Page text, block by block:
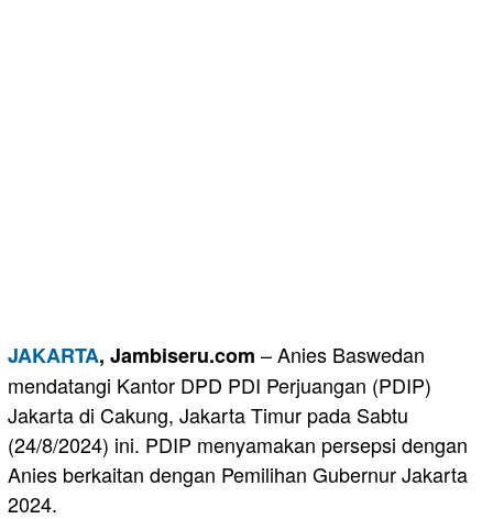
JAKARTA, Jambiseru.com – Anies Baswedan
mendatangi Kantor DPD PDI Perjuangan (PDIP)
Jakarta di Cakung, Jakarta Timur pada Sabtu
(24/8/2024) ini. PDIP menyamakan persepsi dengan
Anies berkaitan dengan Pemilihan Gubernur Jakarta
2024.